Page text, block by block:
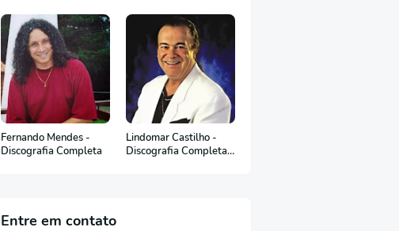
Fernando Mendes -
Discografia Completa
Lindomar Castilho -
Discografia Completa
Entre em contato